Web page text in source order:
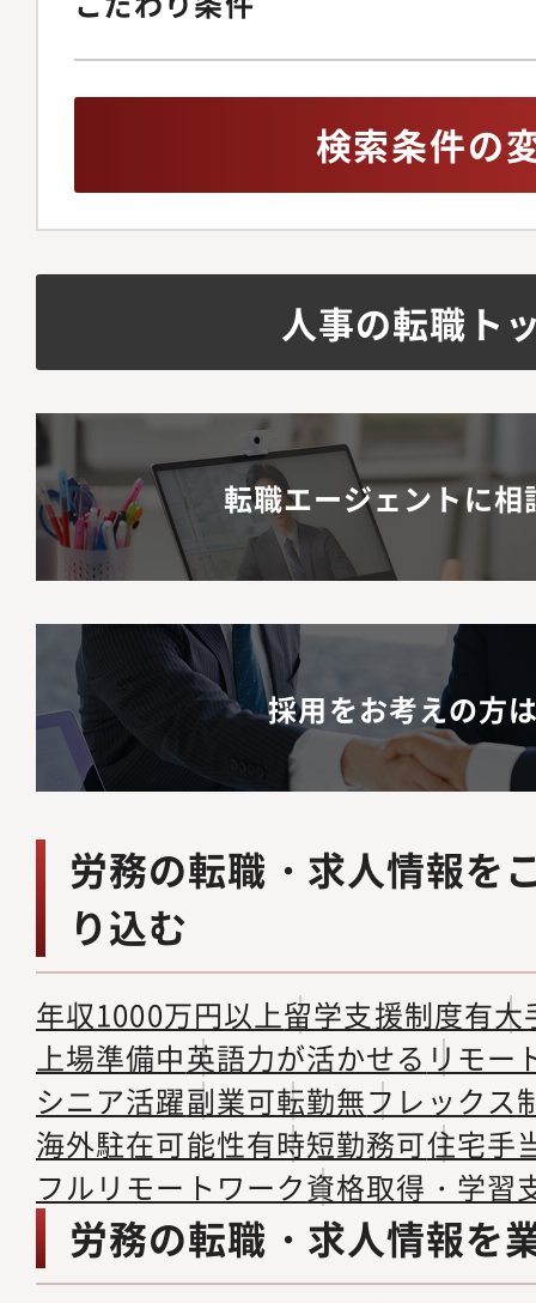
検索条件の
人事の転職ト
転職エージェントに相
採用をお考えの方
労務の転職・求人情報を
り込む
年収1000万円以上留学支援制度有大
上場準備中英語力が活かせる リモー
シニア活躍副業可転勤無フレックス
海外駐在可能性有時短勤務可住宅手
フルリモートワーク資格取得・学習
労務の転職・求人情報を